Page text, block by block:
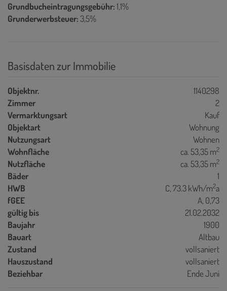
Grundbucheintragungsgebühr:1,1%
Grunderwerbsteuer:3,5%
Basisdaten zur Immobilie
Objektnr.
1140298
Zimmer
2
Vermarktungsart
Kauf
Objektart
Wohnung
Nutzungsart
Wohnen
Wohnfläche
ca. 53,35 m2
Nutzfläche ca. 53,35 m2
Bäder
1
HWB
C, 73.3 kWh/m2a
fGEE
A, 0,73
gültig bis
21.02.2032
Baujahr
1900
Bauart
Altbau
Zustand
vollsaniert
Hauszustand
vollsaniert
Beziehbar
Ende Juni